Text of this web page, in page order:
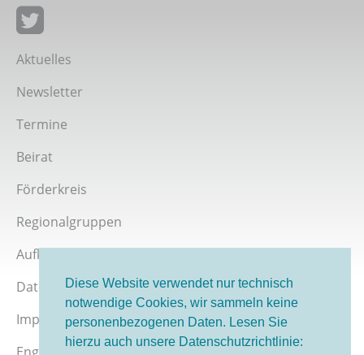
Diese Website verwendet nur technisch
notwendige Cookies, wir sammeln keine
personenbezogenen Daten. Lesen Sie
hierzu auch unsere Datenschutzrichtlinie:
Giordano-Bruno-Stiftung auf Facebook
Giordano-Bruno-Stiftung bei Twitter
Aktuelles
Newsletter
Termine
Beirat
Förderkreis
Regionalgruppen
Aufklärer werden
Datenschutz
Impressum